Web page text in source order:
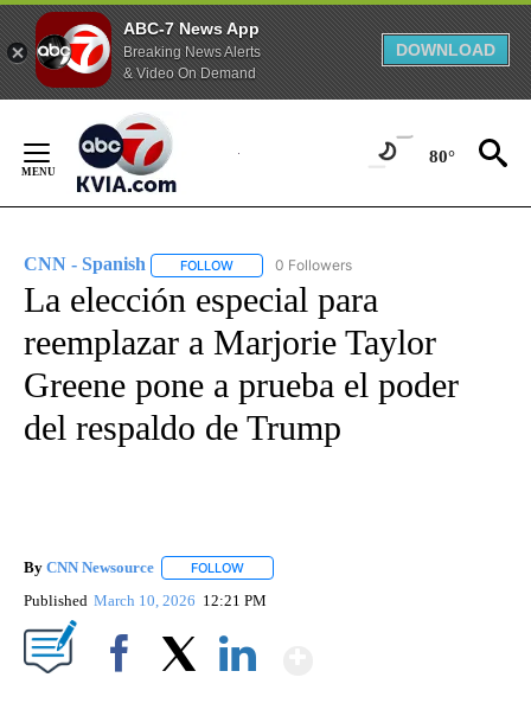
ABC-7 News App
Breaking News Alerts
& Video On Demand
DOWNLOAD
Content
80°
CNN - Spanish FOLLOW FOLLOW "CNN - SPANISH" TO RECEIVE
0 Followers
La elección especial para
reemplazar a Marjorie Taylor
Greene pone a prueba el poder
del respaldo de Trump
By CNN Newsource FOLLOW
Published March 10, 2026 12:21 PM